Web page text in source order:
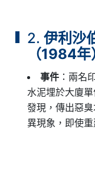
2.伊利沙
（1984年
事件 ：兩名
水泥埋於大廈
發現，傳出惡
異現象，即使